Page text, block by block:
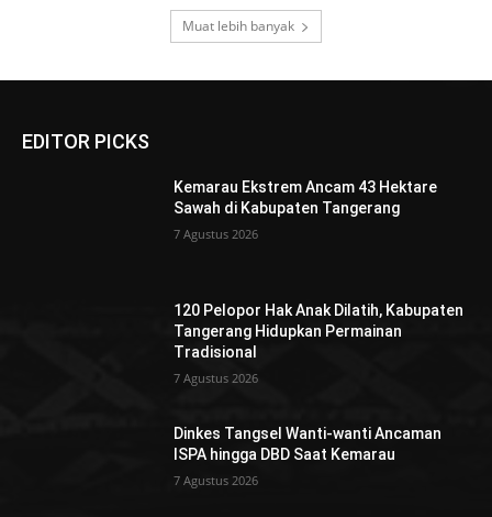
Muat lebih banyak
EDITOR PICKS
Kemarau Ekstrem Ancam 43 Hektare
Sawah di Kabupaten Tangerang
7 Agustus 2026
120 Pelopor Hak Anak Dilatih, Kabupaten
Tangerang Hidupkan Permainan
Tradisional
7 Agustus 2026
Dinkes Tangsel Wanti-wanti Ancaman
ISPA hingga DBD Saat Kemarau
7 Agustus 2026